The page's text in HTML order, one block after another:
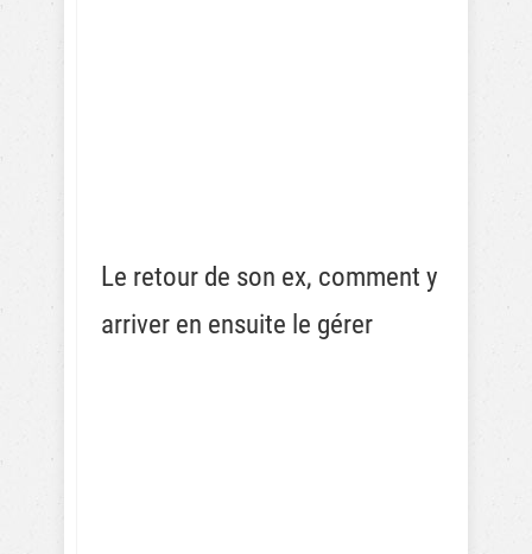
Le retour de son ex, comment y
arriver en ensuite le gérer